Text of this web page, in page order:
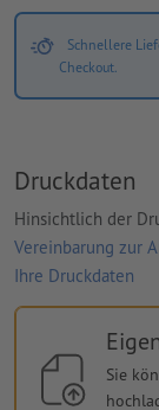
Schnellere
Checkout.
Druckdaten
Hinsichtlich der
Vereinbarung zur
Ihre Druckdaten
Sie